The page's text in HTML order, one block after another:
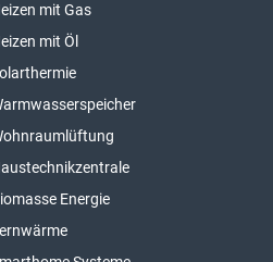
mit Gas
mit Öl
Energie